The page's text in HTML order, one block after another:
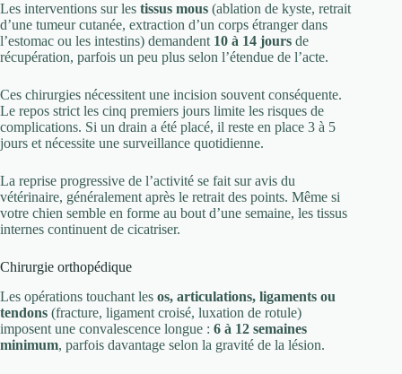
Les interventions sur les tissus mous (ablation de kyste, retrait
d’une tumeur cutanée, extraction d’un corps étranger dans
l’estomac ou les intestins) demandent 10 à 14 jours de
récupération, parfois un peu plus selon l’étendue de l’acte.
Ces chirurgies nécessitent une incision souvent conséquente.
Le repos strict les cinq premiers jours limite les risques de
complications. Si un drain a été placé, il reste en place 3 à 5
jours et nécessite une surveillance quotidienne.
La reprise progressive de l’activité se fait sur avis du
vétérinaire, généralement après le retrait des points. Même si
votre chien semble en forme au bout d’une semaine, les tissus
internes continuent de cicatriser.
Chirurgie orthopédique
Les opérations touchant les os, articulations, ligaments ou
tendons (fracture, ligament croisé, luxation de rotule)
imposent une convalescence longue : 6 à 12 semaines
minimum, parfois davantage selon la gravité de la lésion.